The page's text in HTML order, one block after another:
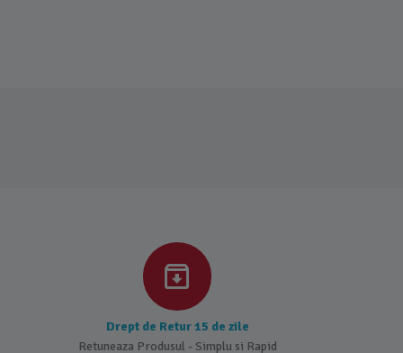
Drept de Retur 15 de zile
Retuneaza Produsul - Simplu si Rapid